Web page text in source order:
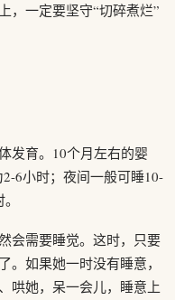
，一定要坚守“切碎煮烂”
发育。10个月左右的婴
6小时；夜间一般可睡10-
会需要睡觉。这时，只要
如果她一时没有睡意，
哄她，呆一会儿，睡意上